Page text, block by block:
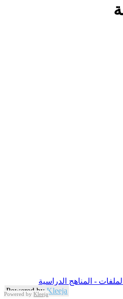
Powered byKleeja
- المناهج الدراسية
Powered byKleeja